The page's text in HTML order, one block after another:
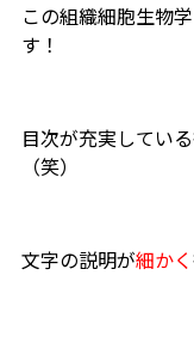
この組織細胞生物学
す！
目次が充実してい
（笑）
文字の説明が細かく